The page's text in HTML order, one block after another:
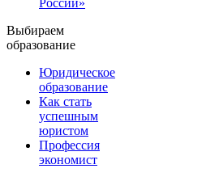
Выбираем
образование
Юридическое
образование
Как стать
успешным
юристом
Профессия
экономист